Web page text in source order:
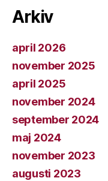
Arkiv
april 2026
november 2025
april 2025
november 2024
september 2024
maj 2024
november 2023
augusti 2023